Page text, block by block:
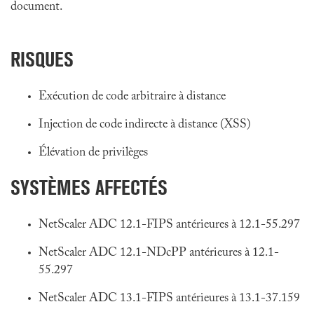
document.
RISQUES
Exécution de code arbitraire à distance
Injection de code indirecte à distance (XSS)
Élévation de privilèges
SYSTÈMES AFFECTÉS
NetScaler ADC 12.1-FIPS antérieures à 12.1-55.297
NetScaler ADC 12.1-NDcPP antérieures à 12.1-
55.297
NetScaler ADC 13.1-FIPS antérieures à 13.1-37.159